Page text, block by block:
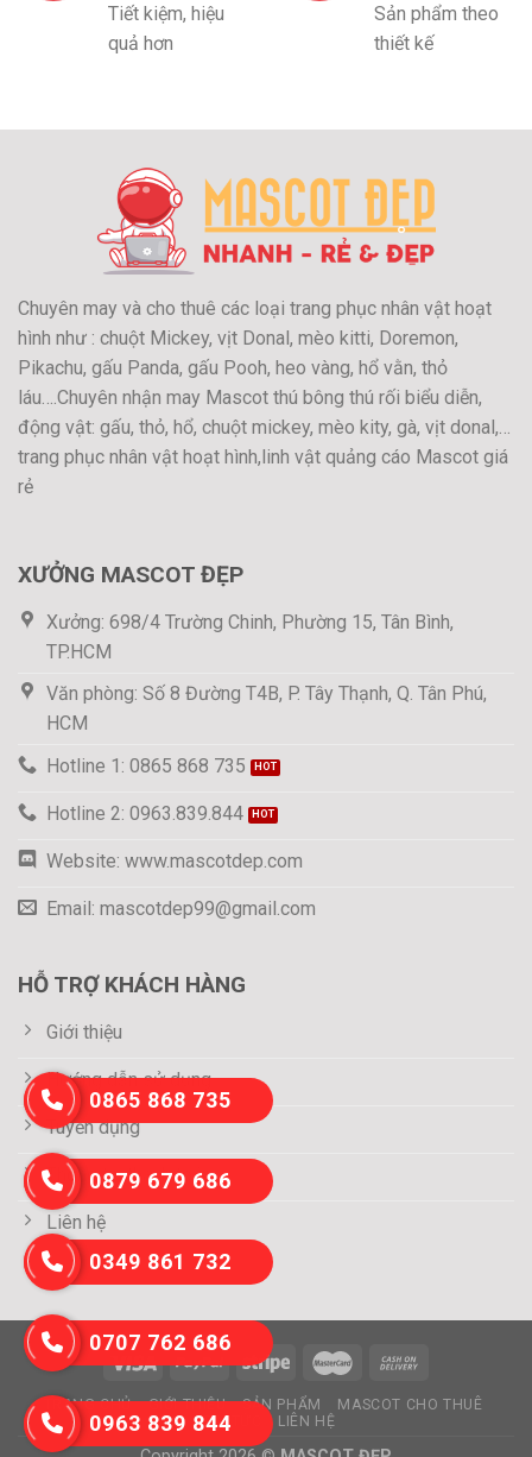
Tiết kiệm, hiệu
quả hơn
Sản phẩm theo
thiết kế
Chuyên may và cho thuê các loại trang phục nhân vật hoạt
hình như : chuột Mickey, vịt Donal, mèo kitti, Doremon,
Pikachu, gấu Panda, gấu Pooh, heo vàng, hổ vằn, thỏ
láu….Chuyên nhận may Mascot thú bông thú rối biểu diễn,
động vật: gấu, thỏ, hổ, chuột mickey, mèo kity, gà, vịt donal,…
trang phục nhân vật hoạt hình,linh vật quảng cáo Mascot giá
rẻ
XƯỞNG MASCOT ĐẸP
Xưởng: 698/4 Trường Chinh, Phường 15, Tân Bình,
TP.HCM
Văn phòng: Số 8 Đường T4B, P. Tây Thạnh, Q. Tân Phú,
HCM
Hotline 1: 0865 868 735
Hotline 2: 0963.839.844
Website: www.mascotdep.com
Email: mascotdep99@gmail.com
HỖ TRỢ KHÁCH HÀNG
Giới thiệu
Hướng dẫn sử dụng
Tuyển dụng
Thông tin thanh toán
Liên hệ
TRANG CHỦ GIỚI THIỆU SẢN PHẨM
MASCOT CHO THUÊ
TIN TỨC
LIÊN HỆ
0865 868 735
0879 679 686
0349 861 732
0707 762 686
0963 839 844